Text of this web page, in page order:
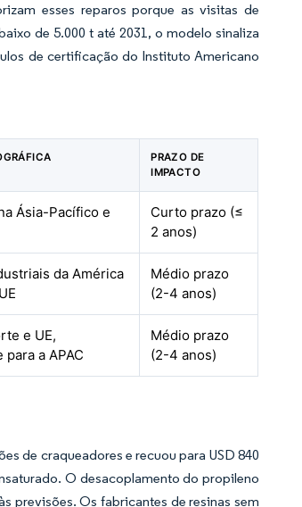
esses reparos porque as visitas de
de 5.000 t até 2031, o modelo sinaliza
de certificação do Instituto Americano
PRAZO DE
IMPACTO
Ásia-Pacífico e
Curto prazo (≤
2 anos)
da América
Médio prazo
(2-4 anos)
e UE,
a APAC
Médio prazo
(2-4 anos)
de craqueadores e recuou para USD 840
O desacoplamento do propileno
previsões. Os fabricantes de resinas sem